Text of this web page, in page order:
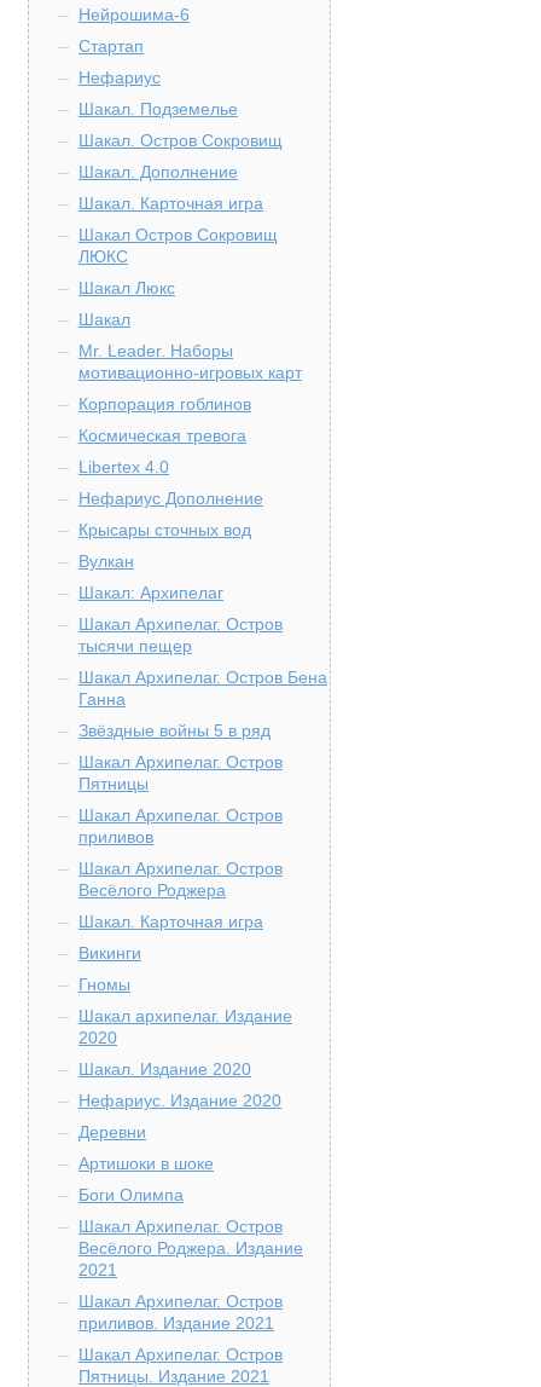
Нейрошима-6
Стартап
Нефариус
Шакал. Подземелье
Шакал. Остров Сокровищ
Шакал. Дополнение
Шакал. Карточная игра
Шакал Остров Сокровищ
ЛЮКС
Шакал Люкс
Шакал
Mr. Leader. Наборы
мотивационно-игровых карт
Корпорация гоблинов
Космическая тревога
Libertex 4.0
Нефариус Дополнение
Крысары сточных вод
Вулкан
Шакал: Архипелаг
Шакал Архипелаг. Остров
тысячи пещер
Шакал Архипелаг. Остров Бена
Ганна
Звёздные войны 5 в ряд
Шакал Архипелаг. Остров
Пятницы
Шакал Архипелаг. Остров
приливов
Шакал Архипелаг. Остров
Весёлого Роджера
Шакал. Карточная игра
Викинги
Гномы
Шакал архипелаг. Издание
2020
Шакал. Издание 2020
Нефариус. Издание 2020
Деревни
Артишоки в шоке
Боги Олимпа
Шакал Архипелаг. Остров
Весёлого Роджера. Издание
2021
Шакал Архипелаг. Остров
приливов. Издание 2021
Шакал Архипелаг. Остров
Пятницы. Издание 2021